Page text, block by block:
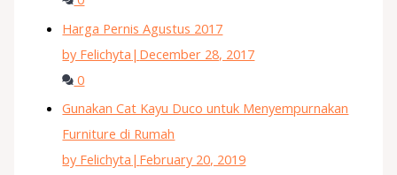
Harga Pernis Agustus 2017
by Felichyta | December 28, 2017
0
Gunakan Cat Kayu Duco untuk Menyempurnakan
Furniture di Rumah
by Felichyta | February 20, 2019